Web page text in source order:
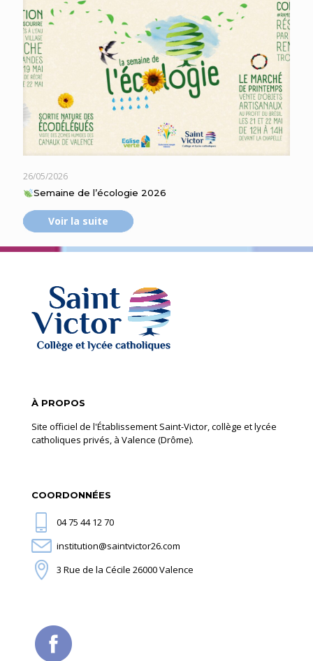
26/05/2026
Semaine de l’écologie 2026
Voir la suite
À PROPOS
Site officiel de l'Établissement Saint-Victor, collège et lycée
catholiques privés, à Valence (Drôme).
COORDONNÉES
04 75 44 12 70
institution@saintvictor26.com
3 Rue de la Cécile 26000 Valence